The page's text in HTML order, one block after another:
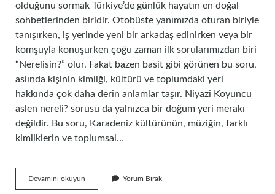
olduğunu sormak Türkiye’de günlük hayatın en doğal
sohbetlerinden biridir. Otobüste yanımızda oturan biriyle
tanışırken, iş yerinde yeni bir arkadaş edinirken veya bir
komşuyla konuşurken çoğu zaman ilk sorularımızdan biri
“Nerelisin?” olur. Fakat bazen basit gibi görünen bu soru,
aslında kişinin kimliği, kültürü ve toplumdaki yeri
hakkında çok daha derin anlamlar taşır. Niyazi Koyuncu
aslen nereli? sorusu da yalnızca bir doğum yeri merakı
değildir. Bu soru, Karadeniz kültürünün, müziğin, farklı
kimliklerin ve toplumsal…
Devamını okuyun
Berkay
Yorum Bırak